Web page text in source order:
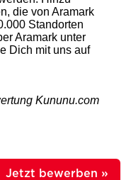
die von Aramark
Standorten
Aramark unter
Dich mit uns auf
Kununu.com
Jetzt bewerben »